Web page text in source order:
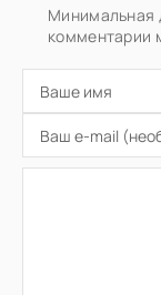
Минимальная
комментарии